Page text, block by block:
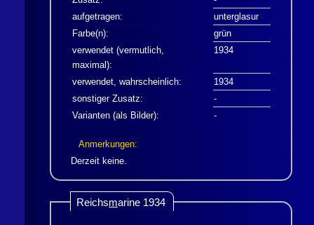
aufgetragen:
unterglasur
Farbe(n):
grün
verwendet (vermutlich,
maximal):
1934
verwendet, wahrscheinlich:
1934
sonstiger Zusatz:
-
Varianten (als Bilder):
-
Anmerkungen:
Derzeit keine.
Reichsmarine 1934